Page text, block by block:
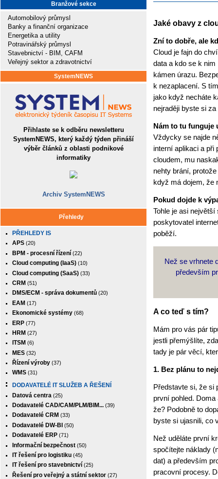
Branžové sekce
Automobilový průmysl
Banky a finanční organizace
Energetika a utility
Potravinářský průmysl
Stavebnictví - BIM, CAFM
Veřejný sektor a zdravotnictví
SystemNEWS
Přihlaste se k odběru newsletteru
SystemNEWS, který každý týden přináší
výběr článků z oblasti podnikové
informatiky
Archiv SystemNEWS
Přehledy
PŘEHLEDY IS
APS (20)
BPM - procesní řízení (22)
Cloud computing (IaaS) (10)
Cloud computing (SaaS) (33)
CRM (51)
DMS/ECM - správa dokumentů (20)
EAM (17)
Ekonomické systémy (68)
ERP (77)
HRM (27)
ITSM (6)
MES (32)
Řízení výroby (37)
WMS (31)
DODAVATELÉ IT SLUŽEB A ŘEŠENÍ
Datová centra (25)
Dodavatelé CAD/CAM/PLM/BIM... (39)
Dodavatelé CRM (33)
Dodavatelé DW-BI (50)
Dodavatelé ERP (71)
Informační bezpečnost (50)
IT řešení pro logistiku (45)
IT řešení pro stavebnictví (25)
Řešení pro veřejný a státní sektor (27)
Jaké obavy z
Zní to dobře, ale
Cloud je fajn do
data a kdo se k
kámen úrazu.
k nezaplacení. S
jako když necháte
nejraději byste si
Nám to tu funguje
Vždycky se najde
interní aplikaci a při
cloudem, mu
nehty brání,
když má dojem, že
Pokud dojde k
Tohle je asi
poskytovatel
poběží.
Než se vrhnete
především
A co teď s tím?
Mám pro vás pár
jestli přemýšlíte,
tady je pár věcí,
1. Bez plánu to
Představte si, že si
první pohled.
že? Podobně to
byste si ujasnili, co
Než uděláte první
spočítejte náklady
dat) a především
pracovní procesy.